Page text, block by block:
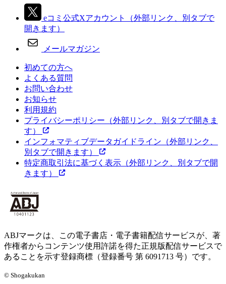
eコミ公式Xアカウント
（外部リンク、別タブで
開きます）
メールマガジン
初めての方へ
よくある質問
お問い合わせ
お知らせ
利用規約
プライバシーポリシー （外部リンク、別タブで開きま
す）
インフォマティブデータガイドライン （外部リンク、
別タブで開きます）
特定商取引法に基づく表示 （外部リンク、別タブで開
きます）
ABJマークは、この電子書店・電子書籍配信サービスが、著
作権者からコンテンツ使用許諾を得た正規版配信サービスで
あることを示す登録商標（登録番号 第 6091713 号）です。
© Shogakukan